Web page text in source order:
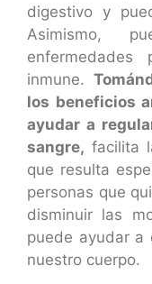
digestivo y
Asimismo,
inmune.
los beneficios
ayudar a
sangre, facilita
que resulta
personas que
disminuir las
puede ayudar a
nuestro cuerpo.